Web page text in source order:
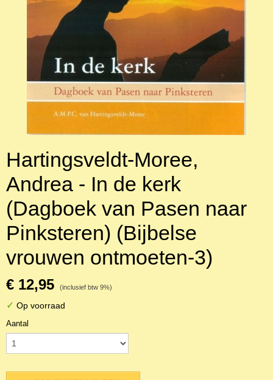
Hartingsveldt-Moree,
Andrea - In de kerk
(Dagboek van Pasen naar
Pinksteren) (Bijbelse
vrouwen ontmoeten-3)
€ 12,95 (inclusief btw 9%)
✓ Op voorraad
Aantal